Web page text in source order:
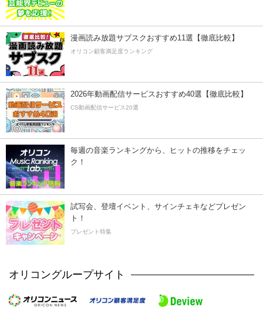
漫画読み放題サブスクおすすめ11選【徹底比較】
オリコン顧客満足度ランキング
2026年動画配信サービスおすすめ40選【徹底比較】
CS動画配信サービス20選
毎週の音楽ランキングから、ヒットの推移をチェッ
ク！
試写会、登壇イベント、サインチェキなどプレゼン
ト！
プレゼント特集
オリコングループサイト